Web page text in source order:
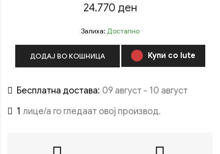
24.770 ден
Залиха: Достапно
ДОДАЈ ВО КОШНИЦА Купи со Iute
Бесплатна достава: 09 август - 10 август
1 лице/а го гледаат овој производ.